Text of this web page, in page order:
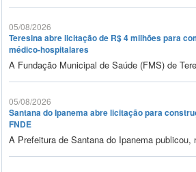
05/08/2026
Teresina abre licitação de R$ 4 milhões para
médico-hospitalares
A Fundação Municipal de Saúde (FMS) de
05/08/2026
Santana do Ipanema abre licitação para
FNDE
A Prefeitura de Santana do Ipanema publicou,